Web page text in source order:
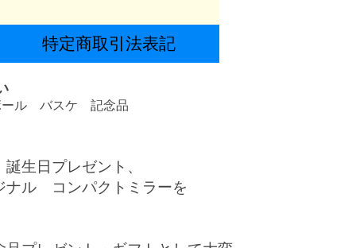
特定商取引法表記
ール バスケ 記念品
生日プレゼント、
ナル コンパクトミラーを